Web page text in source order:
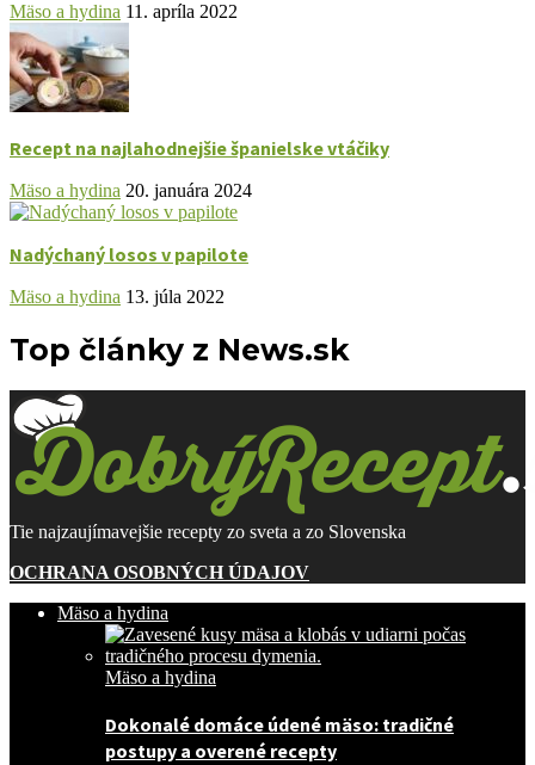
Mäso a hydina 11. apríla 2022
Recept na najlahodnejšie španielske vtáčiky
Mäso a hydina 20. januára 2024
Nadýchaný losos v papilote
Mäso a hydina 13. júla 2022
Top články z News.sk
Tie najzaujímavejšie recepty zo sveta a zo Slovenska
OCHRANA OSOBNÝCH ÚDAJOV
Mäso a hydina
Mäso a hydina
Dokonalé domáce údené mäso: tradičné
postupy a overené recepty